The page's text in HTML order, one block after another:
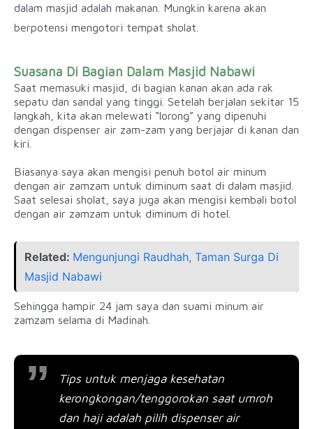
dalam masjid adalah makanan. Mungkin karena akan
berpotensi mengotori tempat sholat.
Suasana Di Bagian Dalam Masjid Nabawi
Saat memasuki masjid, di bagian kanan akan ada rak
sepatu dan sandal yang tinggi. Setelah berjalan sekitar 15
langkah, kita akan melewati “lorong” yang dipenuhi
dengan dispenser air zam-zam yang berjajar di kanan dan
kiri.
Biasanya saya akan mengisi penuh botol air minum
dengan air zamzam untuk diminum saat di dalam masjid.
Saat selesai sholat, saya juga akan mengisi kembali botol
dengan air zamzam untuk diminum di hotel.
Related: Mengunjungi Raudhah, Taman Surga Di
Masjid Nabawi
Sehingga hampir 24 jam saya dan suami minum air
zamzam selama di Madinah.
Tips untuk menjaga kesehatan
kerongkongan/tenggorokan saat umroh
dan haji adalah pilih dispenser air